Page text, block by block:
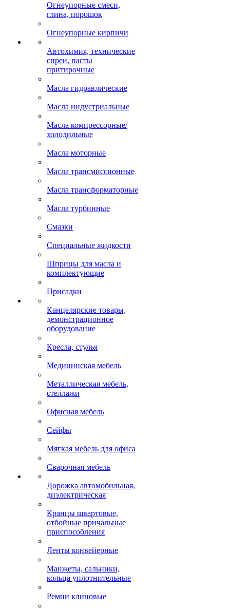
Огнеупорные смеси,
глина, порошок
Огнеупорные кирпичи
Автохимия, технические
спреи, пасты
притирочные
Масла гидравлические
Масла индустриальные
Масла компрессорные/
холодильные
Масла моторные
Масла трансмиссионные
Масла трансформаторные
Масла турбинные
Смазки
Специальные жидкости
Шприцы для масла и
комплектующие
Присадки
Канцелярские товары,
демонстрационное
оборудование
Кресла, стулья
Медицинская мебель
Металлическая мебель,
стеллажи
Офисная мебель
Сейфы
Мягкая мебель для офиса
Сварочная мебель
Дорожка автомобильная,
диэлектрическая
Кранцы швартовые,
отбойные причальные
приспособления
Ленты конвейерные
Манжеты, сальники,
кольца уплотнительные
Ремни клиновые